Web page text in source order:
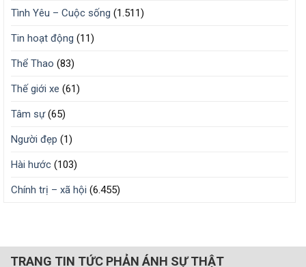
Tình Yêu – Cuộc sống (1.511)
Tin hoạt động (11)
Thể Thao (83)
Thế giới xe (61)
Tâm sự(65)
Người đẹp (1)
Hài hước (103)
Chính trị – xã hội (6.455)
TRANG TIN TỨC PHẢN ÁNH SỰ THẬT